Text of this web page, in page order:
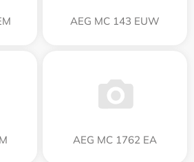
AEG MC 143 EUW
AEG MC 1762 EA